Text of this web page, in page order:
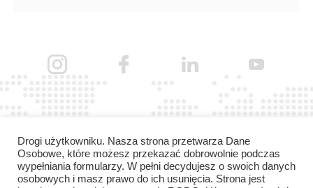
Drogi użytkowniku. Nasza strona przetwarza Dane
Osobowe, które możesz przekazać dobrowolnie podczas
wypełniania formularzy. W pełni decydujesz o swoich danych
osobowych i masz prawo do ich usunięcia. Strona jest